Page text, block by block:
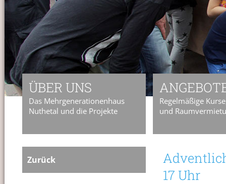
ÜBER UNS
Das Mehrgenerationenhaus
Nuthetal und die Projekte
Regelmäßige
und
Zurück
17 Uhr